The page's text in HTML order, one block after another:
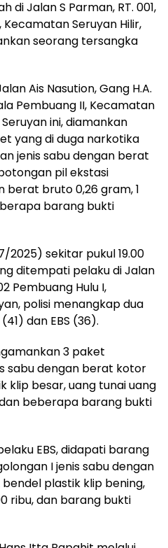
di Jalan S Parman, RT. 001,
Kecamatan Seruyan Hilir,
seorang tersangka
Ais Nasution, Gang H.A.
Pembuang II, Kecamatan
ini, diamankan
yang di duga narkotika
jenis sabu dengan berat
pil ekstasi
bruto 0,26 gram, 1
barang bukti
2025) sekitar pukul 19.00
ditempati pelaku di Jalan
Pembuang Hulu I,
polisi menangkap dua
dan EBS (36).
3 paket
sabu dengan berat kotor
klip besar, uang tunai uang
beberapa barang bukti
EBS, didapati barang
I jenis sabu dengan
plastik klip bening,
ribu, dan barang bukti